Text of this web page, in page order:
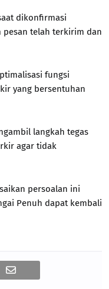
dikonfirmasi
pesan telah terkirim dan
fungsi
yang bersentuhan
langkah tegas
agar tidak
persoalan ini
Penuh dapat kembali